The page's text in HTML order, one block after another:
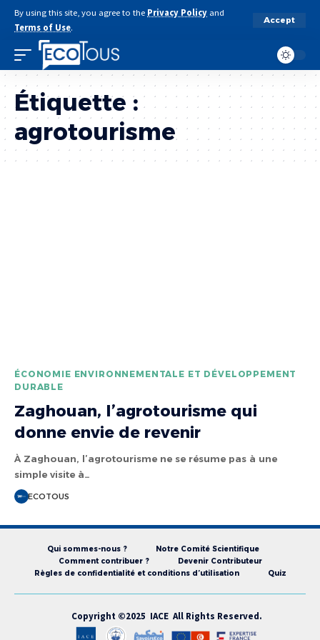
By using this site, you agree to the Privacy Policy and
Terms of Use.
Accept
Étiquette :
agrotourisme
ÉCONOMIE ENVIRONNEMENTALE ET DÉVELOPPEMENT
DURABLE
Zaghouan, l’agrotourisme qui
donne envie de revenir
À Zaghouan, l’agrotourisme ne se résume pas à une
simple visite à…
ECOTOUS
Qui sommes-nous ?
Notre Comité Scientifique
Comment contribuer ?
Devenir Contributeur
Règles de confidentialité et conditions d’utilisation
Quiz
Copyright ©2025 IACE All Rights Reserved.